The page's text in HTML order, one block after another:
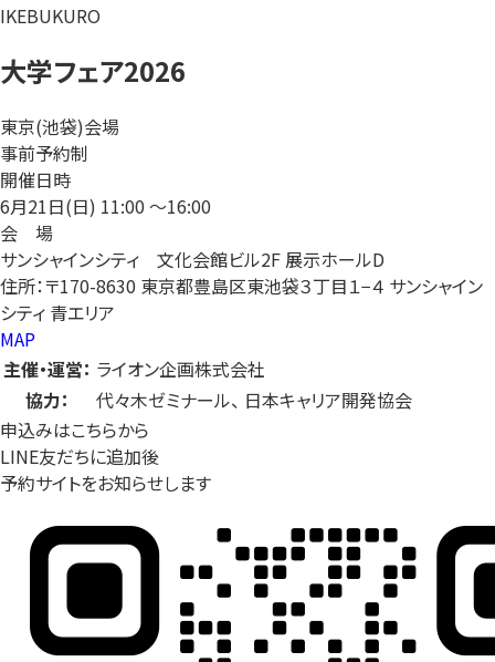
IKEBUKURO
大学フェア2026
東京(池袋)会場
事前予約制
開催日時
6月21日(日) 11:00 〜16:00
会 場
サンシャインシティ 文化会館ビル2F 展示ホールD
住所：〒170-8630 東京都豊島区東池袋３丁目１−４ サンシャイン
シティ 青エリア
MAP
主催・運営： ライオン企画株式会社
協力：
代々木ゼミナール、 日本キャリア開発協会
申込みはこちらから
LINE友だちに追加後
予約サイトをお知らせします